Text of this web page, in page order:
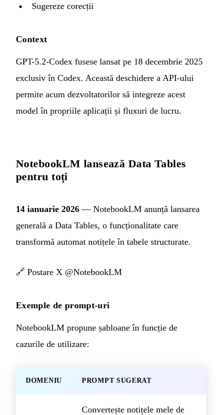
Sugereze corecții
Context
GPT-5.2-Codex fusese lansat pe 18 decembrie 2025
exclusiv în Codex. Această deschidere a API-ului
permite acum dezvoltatorilor să integreze acest
model în propriile aplicații și fluxuri de lucru.
NotebookLM lansează Data Tables
pentru toți
14 ianuarie 2026 — NotebookLM anunță lansarea
generală a Data Tables, o funcționalitate care
transformă automat notițele în tabele structurate.
🔗 Postare X @NotebookLM
Exemple de prompt-uri
NotebookLM propune șabloane în funcție de
cazurile de utilizare:
DOMENIU PROMPT SUGERAT
Convertește notițele mele de